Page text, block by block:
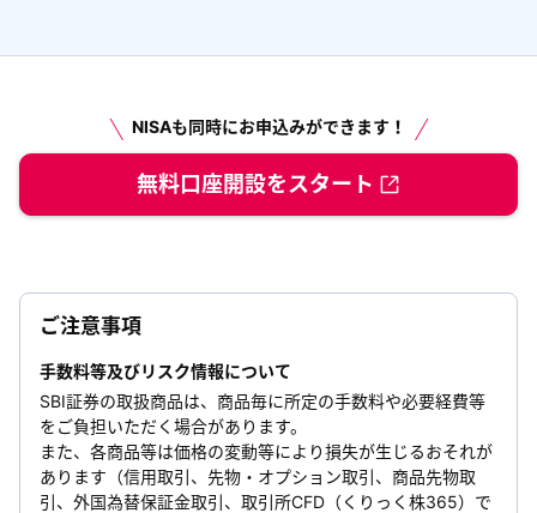
NISAも同時にお申込みができます！
無料口座開設をスタート
ご注意事項
手数料等及びリスク情報について
SBI証券の取扱商品は、商品毎に所定の手数料や必要経費等
をご負担いただく場合があります。
また、各商品等は価格の変動等により損失が生じるおそれが
あります（信用取引、先物・オプション取引、商品先物取
引、外国為替保証金取引、取引所CFD（くりっく株365）で